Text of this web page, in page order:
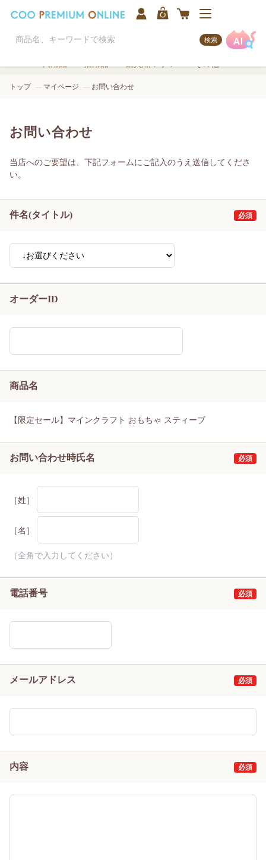
検索
トップ マイページ お問い合わせ
お問い合わせ
当店へのご要望は、下記フォームにご記入のうえ送信してくださ
い。
件名(タイトル)
オーダーID
商品名
【限定セール】マインクラフト おもちゃ スティーブ
お問い合わせ時氏名
［姓］
［名］
（全角で入力してください）
電話番号
メールアドレス
内容